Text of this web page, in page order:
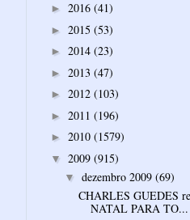
► 2016 (41)
► 2015 (53)
► 2014 (23)
► 2013 (47)
► 2012 (103)
► 2011 (196)
► 2010 (1579)
▼ 2009 (915)
▼ dezembro 2009 (69)
CHARLES GUEDES
NATAL PARA TO...